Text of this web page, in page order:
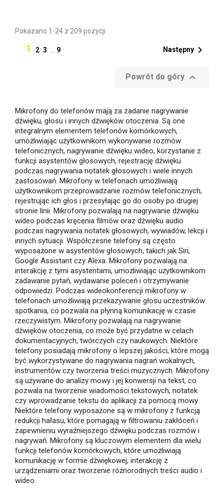
Pokazano 1-24 z 209 pozycji
1 2 3 9 Następny 
Powrót do góry 
Mikrofony do telefonów mają za zadanie nagrywanie
dźwięku, głosu i innych dźwięków otoczenia. Są one
integralnym elementem telefonów komórkowych,
umożliwiając użytkownikom wykonywanie rozmów
telefonicznych, nagrywanie dźwięku wideo, korzystanie z
funkcji asystentów głosowych, rejestrację dźwięku
podczas nagrywania notatek głosowych i wiele innych
zastosowań. Mikrofony w telefonach umożliwiają
użytkownikom przeprowadzanie rozmów telefonicznych,
rejestrując ich głos i przesyłając go do osoby po drugiej
stronie linii. Mikrofony pozwalają na nagrywanie dźwięku
wideo podczas kręcenia filmów oraz dźwięku audio
podczas nagrywania notatek głosowych, wywiadów, lekcji i
innych sytuacji. Współczesne telefony są często
wyposażone w asystentów głosowych, takich jak Siri,
Google Assistant czy Alexa. Mikrofony pozwalają na
interakcję z tymi asystentami, umożliwiając użytkownikom
zadawanie pytań, wydawanie poleceń i otrzymywanie
odpowiedzi. Podczas wideokonferencji mikrofony w
telefonach umożliwiają przekazywanie głosu uczestników
spotkania, co pozwala na płynną komunikację w czasie
rzeczywistym. Mikrofony pozwalają na nagrywanie
dźwięków otoczenia, co może być przydatne w celach
dokumentacyjnych, twórczych czy naukowych. Niektóre
telefony posiadają mikrofony o lepszej jakości, które mogą
być wykorzystywane do nagrywania nagrań wokalnych,
instrumentów czy tworzenia treści muzycznych. Mikrofony
są używane do analizy mowy i jej konwersji na tekst, co
pozwala na tworzenie wiadomości tekstowych, notatek
czy wprowadzanie tekstu do aplikacji za pomocą mowy.
Niektóre telefony wyposażone są w mikrofony z funkcją
redukcji hałasu, które pomagają w filtrowaniu zakłóceń i
zapewnieniu wyraźniejszego dźwięku podczas rozmów i
nagrywań. Mikrofony są kluczowym elementem dla wielu
funkcji telefonów komórkowych, które umożliwiają
komunikację w formie dźwiękowej, interakcję z
urządzeniami oraz tworzenie różnorodnych treści audio i
wideo.